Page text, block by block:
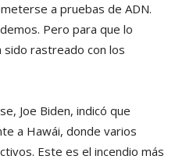
a pruebas de ADN.
Pero para que lo
sido rastreado con los
Joe Biden, indicó que
a Hawái, donde varios
Este es el incendio más